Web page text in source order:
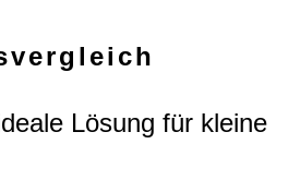
Lösung für kleine